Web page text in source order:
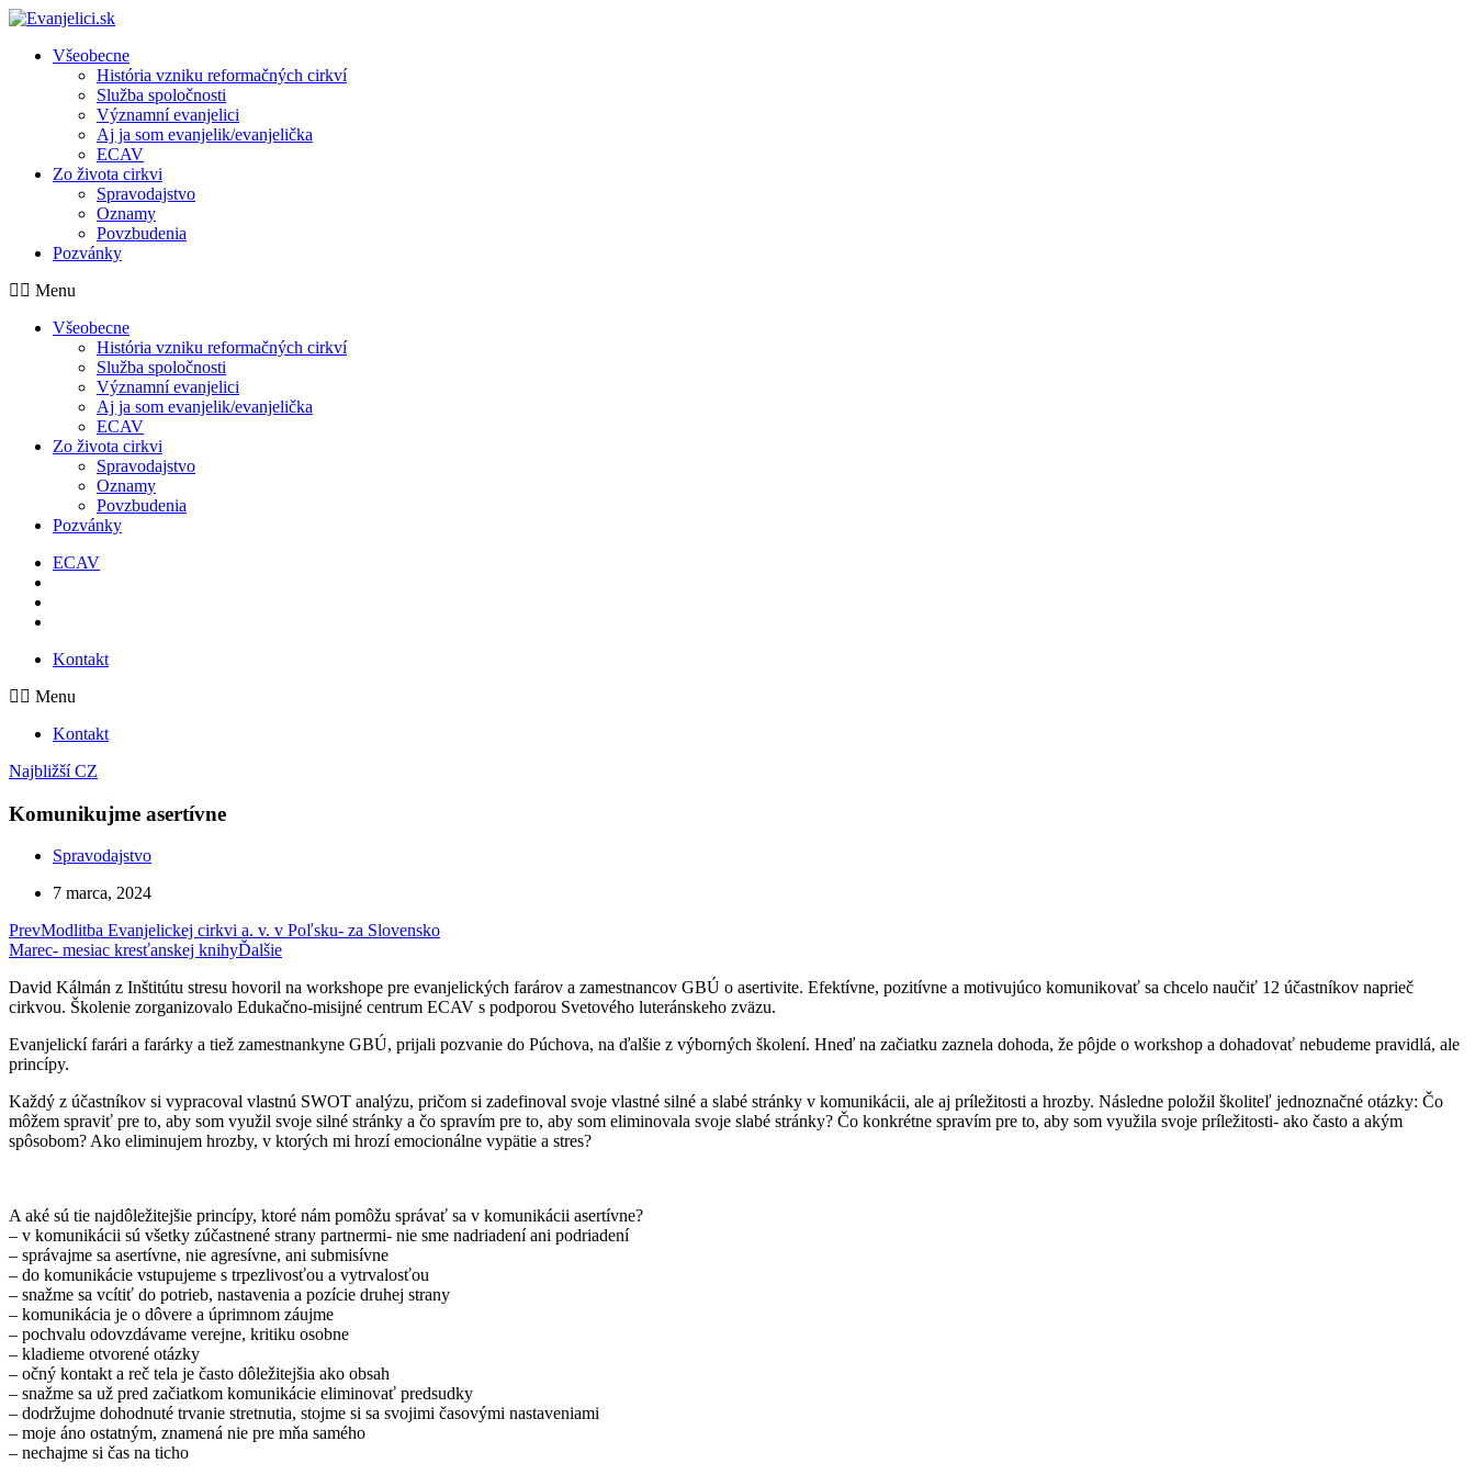
Všeobecne
História vzniku reformačných cirkví
Služba spoločnosti
Významní evanjelici
Aj ja som evanjelik/evanjelička
ECAV
Zo života cirkvi
Spravodajstvo
Oznamy
Povzbudenia
Pozvánky
Menu
Všeobecne
História vzniku reformačných cirkví
Služba spoločnosti
Významní evanjelici
Aj ja som evanjelik/evanjelička
ECAV
Zo života cirkvi
Spravodajstvo
Oznamy
Povzbudenia
Pozvánky
ECAV
Kontakt
Menu
Kontakt
Najbližší CZ
Komunikujme asertívne
Spravodajstvo
7 marca, 2024
PrevModlitba Evanjelickej cirkvi a. v. v Poľsku- za Slovensko
Marec- mesiac kresťanskej knihyĎalšie
David Kálmán z Inštitútu stresu hovoril na workshope pre evanjelických farárov a zamestnancov GBÚ o asertivite. Efektívne, pozitívne a motivujúco komunikovať sa chcelo naučiť 12 účastníkov naprieč
cirkvou. Školenie zorganizovalo Edukačno-misijné centrum ECAV s podporou Svetového luteránskeho zväzu.
Evanjelickí farári a farárky a tiež zamestnankyne GBÚ, prijali pozvanie do Púchova, na ďalšie z výborných školení. Hneď na začiatku zaznela dohoda, že pôjde o workshop a dohadovať nebudeme pravidlá, ale
princípy.
Každý z účastníkov si vypracoval vlastnú SWOT analýzu, pričom si zadefinoval svoje vlastné silné a slabé stránky v komunikácii, ale aj príležitosti a hrozby. Následne položil školiteľ jednoznačné otázky: Čo
môžem spraviť pre to, aby som využil svoje silné stránky a čo spravím pre to, aby som eliminovala svoje slabé stránky? Čo konkrétne spravím pre to, aby som využila svoje príležitosti- ako často a akým
spôsobom? Ako eliminujem hrozby, v ktorých mi hrozí emocionálne vypätie a stres?
A aké sú tie najdôležitejšie princípy, ktoré nám pomôžu správať sa v komunikácii asertívne?
– v komunikácii sú všetky zúčastnené strany partnermi- nie sme nadriadení ani podriadení
– správajme sa asertívne, nie agresívne, ani submisívne
– do komunikácie vstupujeme s trpezlivosťou a vytrvalosťou
– snažme sa vcítiť do potrieb, nastavenia a pozície druhej strany
– komunikácia je o dôvere a úprimnom záujme
– pochvalu odovzdávame verejne, kritiku osobne
– kladieme otvorené otázky
– očný kontakt a reč tela je často dôležitejšia ako obsah
– snažme sa už pred začiatkom komunikácie eliminovať predsudky
– dodržujme dohodnuté trvanie stretnutia, stojme si sa svojimi časovými nastaveniami
– moje áno ostatným, znamená nie pre mňa samého
– nechajme si čas na ticho